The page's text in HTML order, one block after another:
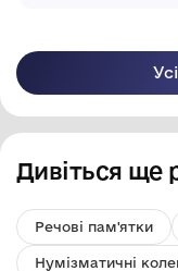
Григорію барону
Яхимовичу отъ
Щирецкого
1860.
Дивіться ще
Речові пам'ятки
Нумізматичні